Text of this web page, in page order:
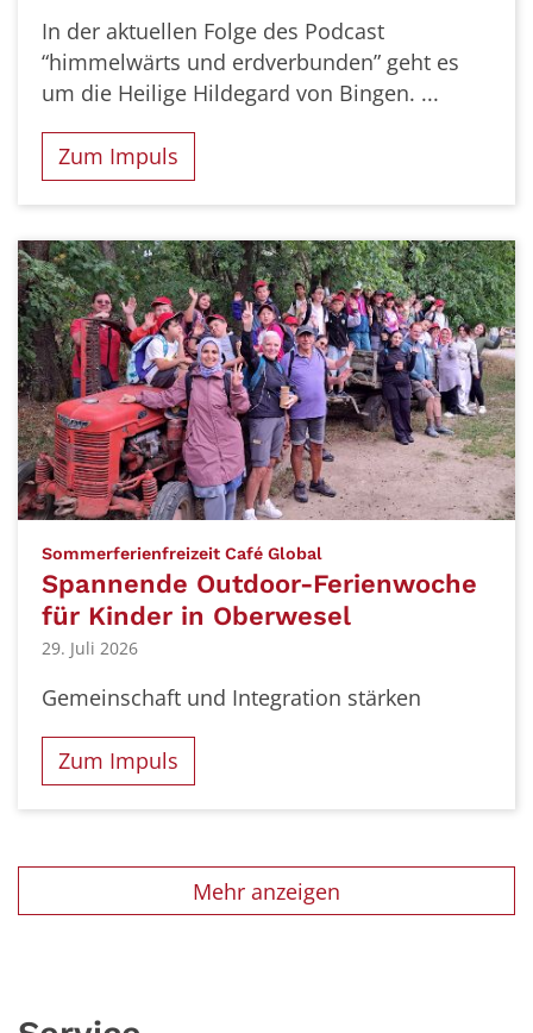
In der aktuellen Folge des Podcast
“himmelwärts und erdverbunden” geht es
um die Heilige Hildegard von Bingen. ...
Zum Impuls
Sommerferienfreizeit Café Global:
Spannende Outdoor-Ferienwoche
für Kinder in Oberwesel
29. Juli 2026
Gemeinschaft und Integration stärken
Zum Impuls
Mehr anzeigen